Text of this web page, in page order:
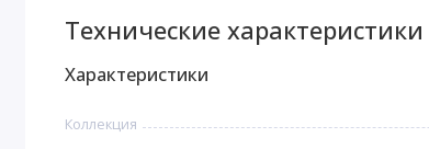
Технические
Характеристики
Коллекция